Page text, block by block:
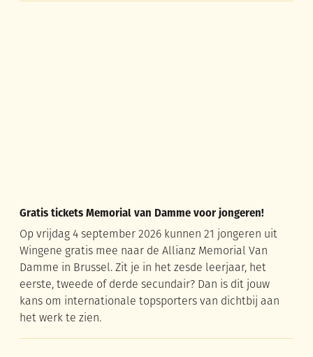
Gratis tickets Memorial van Damme voor jongeren!
Op vrijdag 4 september 2026 kunnen 21 jongeren uit
Wingene gratis mee naar de Allianz Memorial Van
Damme in Brussel. Zit je in het zesde leerjaar, het
eerste, tweede of derde secundair? Dan is dit jouw
kans om internationale topsporters van dichtbij aan
het werk te zien.